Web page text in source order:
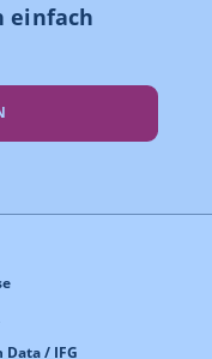
einfach
Data / IFG